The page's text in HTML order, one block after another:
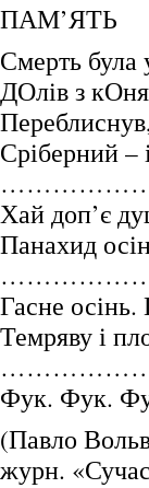
ПАМ’ЯТЬ
Смерть була
ДОлів з
Сріберний –
Хай доп’є
Панахид
Гасне
Темряву і
Фук. Фук.
(Павло
журн.